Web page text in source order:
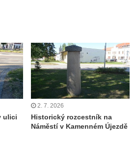
Kocmicha na
v Římově
roboty v Plavu
Nepomuckého v
Nepomuka
5/16 na třídě 9.
ulici
2. 7. 2026
Historický rozcestník na
Náměstí v Kamenném Újezdě